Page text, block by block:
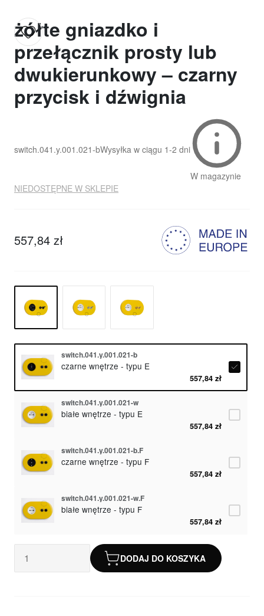
żółte gniazdko i
przełącznik prosty lub
dwukierunkowy – czarny
przycisk i dźwignia
switch.041.y.001.021-bWysyłka w ciągu 1-2 dni
W magazynie
NIEDOSTĘPNE W SKLEPIE
557,84 zł
switch.041.y.001.021-b
czarne wnętrze - typu E
557,84 zł
switch.041.y.001.021-w
białe wnętrze - typu E
557,84 zł
switch.041.y.001.021-b.F
czarne wnętrze - typu F
557,84 zł
switch.041.y.001.021-w.F
białe wnętrze - typu F
557,84 zł
DODAJ DO KOSZYKA